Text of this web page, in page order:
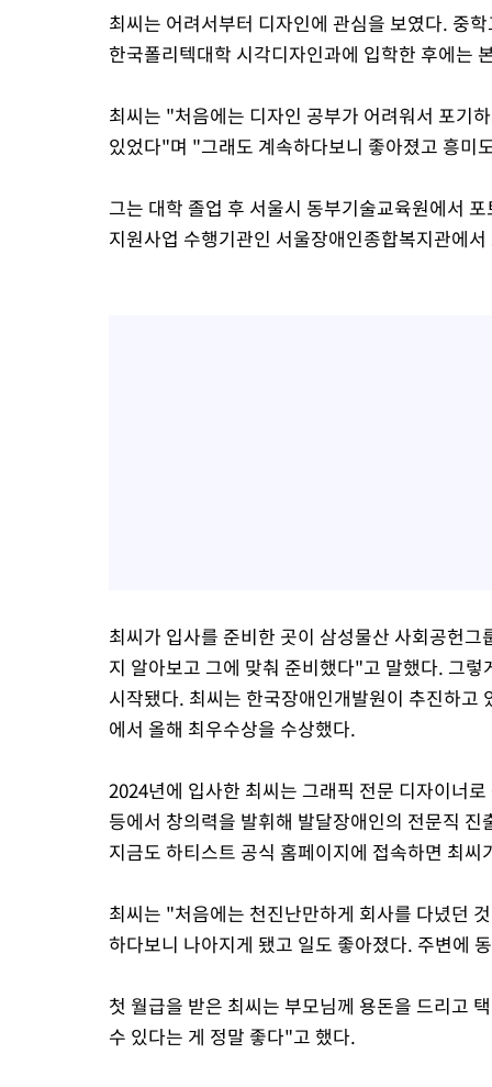
최씨는 어려서부터 디자인에 관심을 보였다. 중
한국폴리텍대학 시각디자인과에 입학한 후에는
최씨는 "처음에는 디자인 공부가 어려워서 포기
있었다"며 "그래도 계속하다보니 좋아졌고 흥미
그는 대학 졸업 후 서울시 동부기술교육원에서
지원사업 수행기관인 서울장애인종합복지관에
최씨가 입사를 준비한 곳이 삼성물산 사회공헌
지 알아보고 그에 맞춰 준비했다"고 말했다. 그
시작됐다. 최씨는 한국장애인개발원이 추진하
에서 올해 최우수상을 수상했다.
2024년에 입사한 최씨는 그래픽 전문 디자이너
등에서 창의력을 발휘해 발달장애인의 전문직
지금도 하티스트 공식 홈페이지에 접속하면 최
최씨는 "처음에는 천진난만하게 회사를 다녔던
하다보니 나아지게 됐고 일도 좋아졌다. 주변에
첫 월급을 받은 최씨는 부모님께 용돈을 드리고
수 있다는 게 정말 좋다"고 했다.